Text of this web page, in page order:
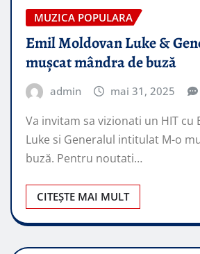
MUZICA POPULARA
Emil Moldovan Luke &
mușcat mândra de buză
admin mai 31, 2025
Va invitam sa vizionati un HIT cu
Luke si Generalul intitulat M-o
buză. Pentru noutati…
CITEȘTE MAI MULT